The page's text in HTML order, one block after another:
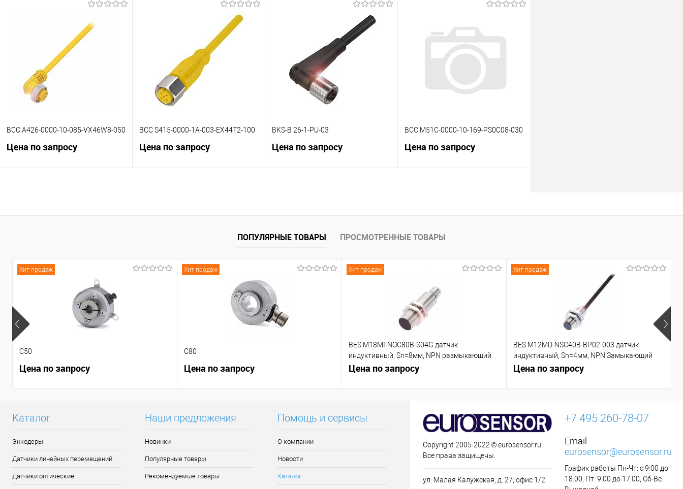
В корзину В корзину В корзину
В избранное
В корзину
К сравнению
В избранное
Под заказ
BCC A426-0000-10-085-VX46W8-050
Цена по запросу
BCC S415-0000-1A-003-EX44T2-100
Цена по запросу
BKS-B 26-1-PU-03
Цена по запросу
BCC M51C-0000-10-169-PS0C08-030
Цена по запросу
ПОПУЛЯРНЫЕ ТОВАРЫ ПРОСМОТРЕННЫЕ ТОВАРЫ
Хит продаж
C50
Цена по запросу
Хит продаж
C80
Цена по запросу
Хит продаж
BES M18MI-NOC80B-S04G датчик
индуктивный, Sn=8мм, NPN размыкающий
контакт (NC)
Цена по запросу
Хит продаж
BES M12MD-NSC40B-BP02-003 датчик
индуктивный, Sn=4мм, NPN Замыкающий
контакт (NO)
Цена по запросу
Каталог
Энкодеры
Датчики линейных перемещений
Датчики оптические
Наши предложения
Новинки
Популярные товары
Рекомендуемые товары
Помощь и сервисы
О компании
Новости
Каталог
Copyright 2005-2022 © eurosensor.ru.
Все права защищены.
ул. Малая Калужская, д. 27, офис 1/2
+7 495 260-78-07
Email:
eurosensor@eurosensor.ru
График работы Пн-Чт: с 9:00 до
18:00, Пт: 9:00 до 17:00, Сб-Вс: